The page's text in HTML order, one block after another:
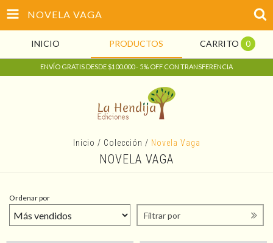
NOVELA VAGA
INICIO PRODUCTOS CARRITO 0
ENVÍO GRATIS DESDE $100.000 - 5% OFF CON TRANSFERENCIA
Inicio / Colección / Novela Vaga
NOVELA VAGA
Ordenar por
Filtrar por